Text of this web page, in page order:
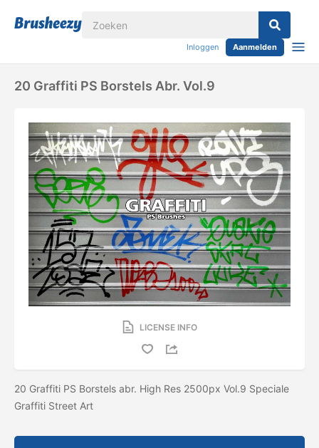
Inloggen Aanmelden
20 Graffiti PS Borstels Abr. Vol.9
LICENSE INFO
20 Graffiti PS Borstels abr. High Res 2500px Vol.9 Speciale
Graffiti Street Art